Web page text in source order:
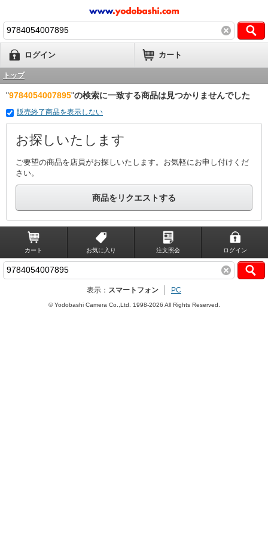
ログイン カート
トップ
"9784054007895"の検索に一致する商品は見つかりませんでした
販売終了商品を表示しない
お探しいたします
ご要望の商品を店員がお探しいたします。お気軽にお申し付けくだ
さい。
商品をリクエストする
カート お気に入り 注文照会 ログイン
表示： スマートフォン PC
© Yodobashi Camera Co.,Ltd. 1998-2026 All Rights Reserved.